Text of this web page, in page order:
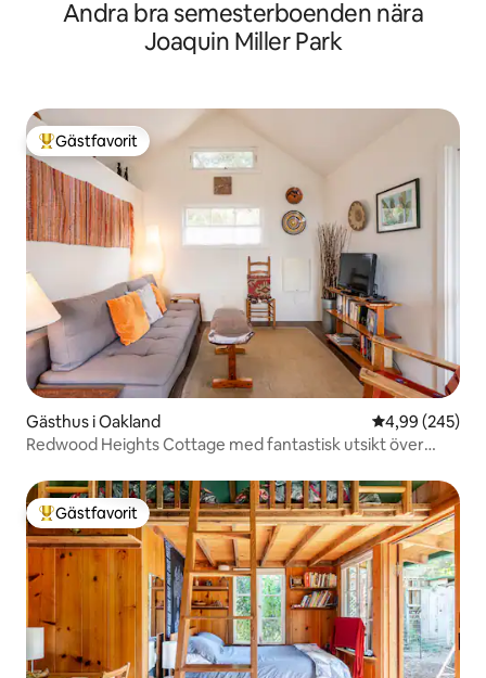
Andra bra semesterboenden nära
Joaquin Miller Park
Populär gästfavorit
Gästfavorit
Gästhus i Oakland 4,99 av 5 i
4,99 (245)
Redwood Heights Cottage med fantastisk utsikt över
Populär gästfavorit
Gästfavorit